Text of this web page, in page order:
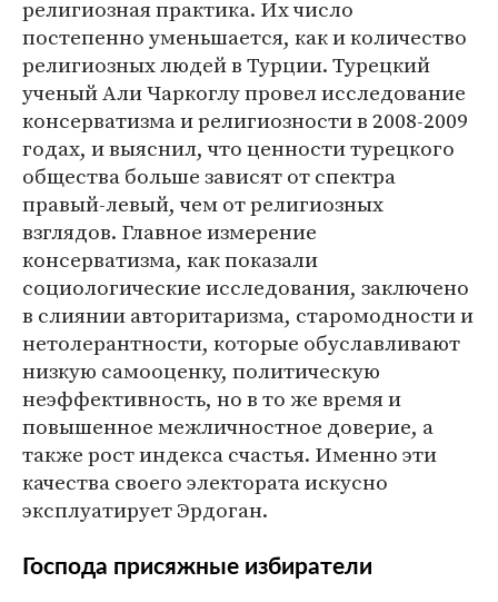
религиозная практика. Их число
постепенно уменьшается, как и количество
религиозных людей в Турции. Турецкий
ученый Али Чаркоглу провел исследование
консерватизма и религиозности в 2008-2009
годах, и выяснил, что ценности турецкого
общества больше зависят от спектра
правый-левый, чем от религиозных
взглядов. Главное измерение
консерватизма, как показали
социологические исследования, заключено
в слиянии авторитаризма, старомодности и
нетолерантности, которые обуславливают
низкую самооценку, политическую
неэффективность, но в то же время и
повышенное межличностное доверие, а
также рост индекса счастья. Именно эти
качества своего электората искусно
эксплуатирует Эрдоган.
Господа присяжные избиратели